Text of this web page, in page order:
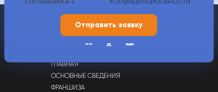
г. Рязань, ул. Татарская, д. 65
ГЛАВНАЯ
ОСНОВНЫЕ СВЕДЕНИЯ
ФРАНШИЗА